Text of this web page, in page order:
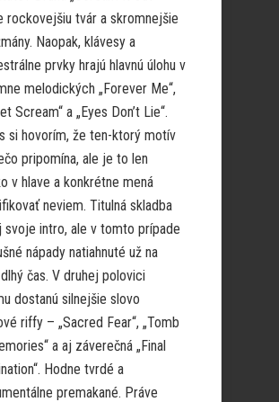
rockovejšiu tvár a skromnejšie
Naopak, klávesy a
prvky hrajú hlavnú úlohu v
melodických „Forever Me“,
Scream“ a „Eyes Don’t Lie“.
si hovorím, že ten-ktorý motív
pripomína, ale je to len
v hlave a konkrétne mená
neviem. Titulná skladba
svoje intro, ale v tomto prípade
nápady natiahnuté už na
čas. V druhej polovici
dostanú silnejšie slovo
riffy – „Sacred Fear“, „Tomb
a aj záverečná „Final
Hodne tvrdé a
premakané. Práve